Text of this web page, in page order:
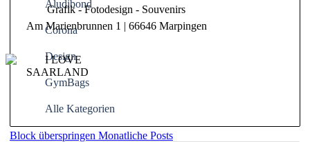
Aludibond
Corona
Design
GymBags
Alle Kategorien
Block überspringen Monatliche Posts
Grafik - Fotodesign - Souvenirs
Am Marienbrunnen 1 | 66646 Marpingen